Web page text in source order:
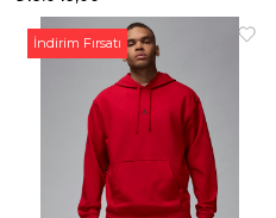
İndirim Fırsatı